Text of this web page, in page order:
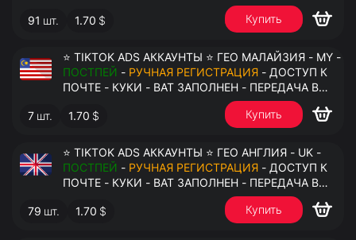
91 шт. 1.70 $ Купить
⭐ TIKTOK ADS АККАУНТЫ ⭐ ГЕО МАЛАЙЗИЯ - MY -
ПОСТПЕЙ - РУЧНАЯ РЕГИСТРАЦИЯ - ДОСТУП К
ПОЧТЕ - КУКИ - ВАТ ЗАПОЛНЕН - ПЕРЕДАЧА В
7 шт. 1.70 $ Купить
⭐ TIKTOK ADS АККАУНТЫ ⭐ ГЕО АНГЛИЯ - UK -
ПОСТПЕЙ - РУЧНАЯ РЕГИСТРАЦИЯ - ДОСТУП К
ПОЧТЕ - КУКИ - ВАТ ЗАПОЛНЕН - ПЕРЕДАЧА В
79 шт. 1.70 $ Купить